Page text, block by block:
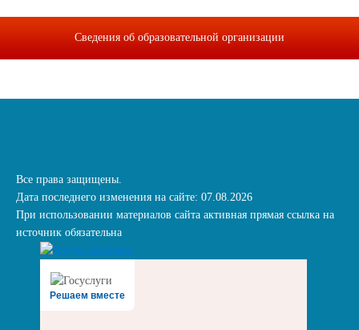
Сведения об образовательной организации
Все права защищены.
Дата последнего изменения на сайте: 07.08.2026
При использовании материалов сайта активная прямая ссылка на
источник обязательна
Решаем вместе